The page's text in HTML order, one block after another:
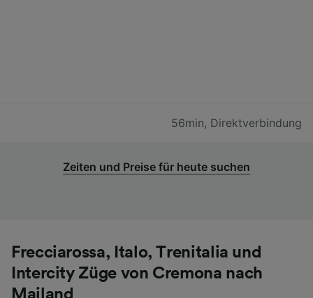
56min, Direktverbindung
Zeiten und Preise für heute suchen
Frecciarossa, Italo, Trenitalia und
Intercity Züge von Cremona nach
Mailand